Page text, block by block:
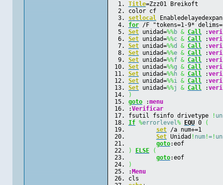
Title=Zzz01 Breikoft
color cf
setlocal
for /F "tokens=1-9*
Set unidad=%%b & Call :
Set unidad=%%c & Call :
Set unidad=%%d & Call :
Set unidad=%%e & Call :
Set unidad=%%f & Call :
Set unidad=%%g & Call :
Set unidad=%%h & Call :
Set unidad=%%i & Call :
Set unidad=%%j & Call :
)
goto :menu
:Verificar
fsutil fsinfo drivetype
!
If %errorlevel% EQU 0
(
set /a num+=1
Set Unidad ! num!=!
goto:eof
)
ELSE
(
goto:eof
)
: Menu
cls